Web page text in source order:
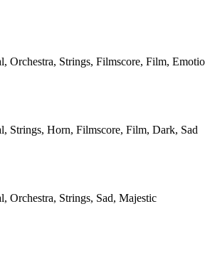
Orchestra, Strings, Filmscore, Film,
Strings, Horn, Filmscore, Film, Dark, Sad
Orchestra, Strings, Sad, Majestic